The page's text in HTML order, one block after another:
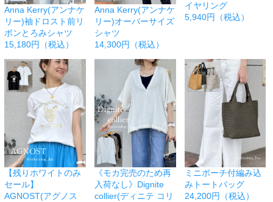
Anna Kerry(アンナケ
リー)袖ドロスト前リ
ボンとろみシャツ
15,180円（税込）
Anna Kerry(アンナケ
リー)オーバーサイズ
シャツ
14,300円（税込）
イヤリング
5,940円（税込）
【残りホワイトのみ
セール】
AGNOST(アグノス
《モカ完売のため再
入荷なし》Dignite
collier(ディニテ コリ
ミニポーチ付編み込
みトートバッグ
24,200円（税込）